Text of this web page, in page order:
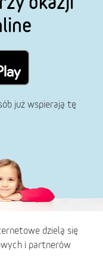
już wspierają tę
dzielą się
i partnerów